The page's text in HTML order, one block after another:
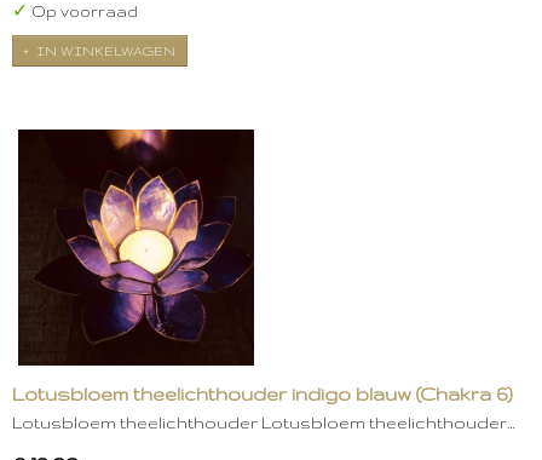
✓ Op voorraad
IN WINKELWAGEN
Lotusbloem theelichthouder indigo blauw (Chakra 6)
Lotusbloem theelichthouder Lotusbloem theelichthouder…